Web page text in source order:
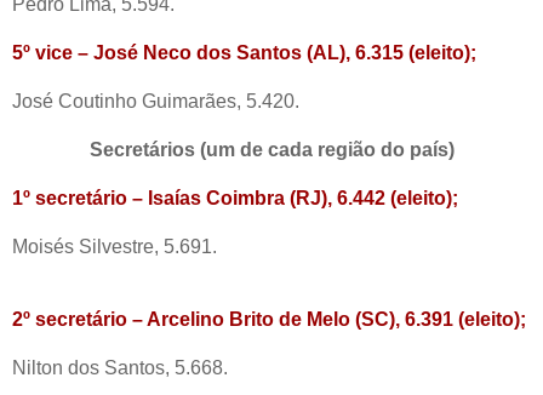
5º vice – José Neco dos Santos (AL), 6.315 (eleito);
José Coutinho Guimarães, 5.420.
Secretários (um de cada região do país)
1º secretário – Isaías Coimbra (RJ), 6.442 (eleito);
Moisés Silvestre, 5.691.
2º secretário – Arcelino Brito de Melo (SC), 6.391 (eleito);
Nilton dos Santos, 5.668.